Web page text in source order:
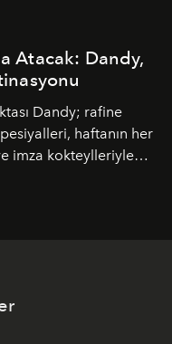
Atacak: Dandy,
Dandy; rafine
haftanın her
imza kokteylleriyle